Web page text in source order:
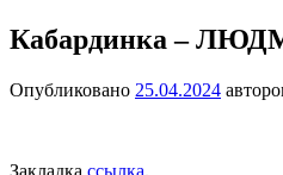
Кабардинка –
Опубликовано 25.04.2024
Закладка ссылка.